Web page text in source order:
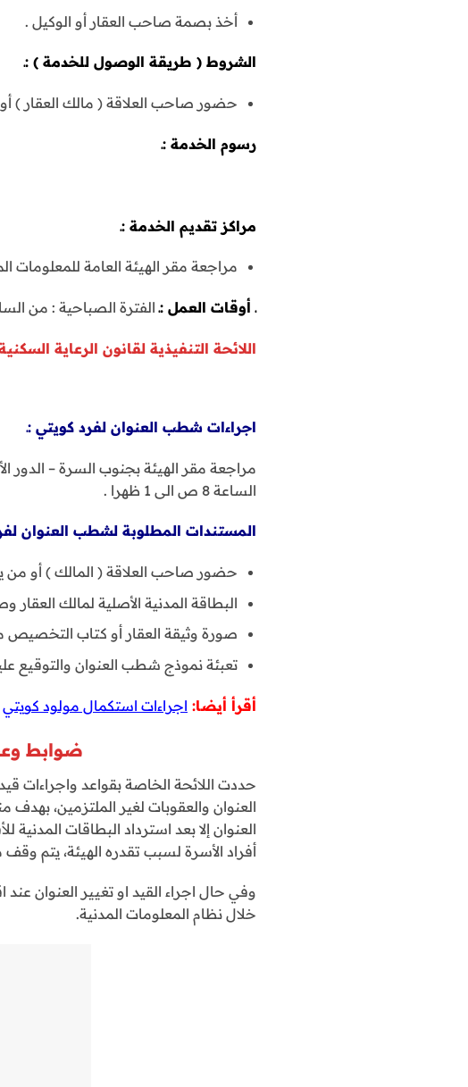
أخذ بصمة صاحب العقار أو الوكيل .
الشروط ( طريقة الوصول للخدمة ) :ـ
حضور صاحب العلاقة ( مالك العقار )
رسوم الخدمة :ـ
مراكز تقديم الخدمة :ـ
مراجعة مقر الهيئة العامة للمعلومات
ـ أوقات العمل :ـ الفترة الصباحية : من الساعة 8 صباحاً إلى 1
اللائحة التنفيذية لقانون الرعاية
اجراءات شطب العنوان لفرد كويتي :ـ
مراجعة مقر الهيئة بجنوب السرة –
الساعة 8 ص الى 1 ظهرا .
المستندات المطلوبة لشطب العنوان
حضور صاحب العلاقة ( المالك ) أو من
البطاقة المدنية الأصلية لمالك العقار
صورة وثيقة العقار أو كتاب التخصيص
تعبئة نموذج شطب العنوان والتوقيع
أقرأ أيضا: اجراءات استكمال مولود كويتي
ضوابط
حددت اللائحة الخاصة بقواعد واجراءات
العنوان والعقوبات لغير الملتزمين، بهدف
العنوان إلا بعد استرداد البطاقات
أفراد الأسرة لسبب تقدره الهيئة، يتم
وفي حال اجراء القيد او تغيير العنوان
خلال نظام المعلومات المدنية.